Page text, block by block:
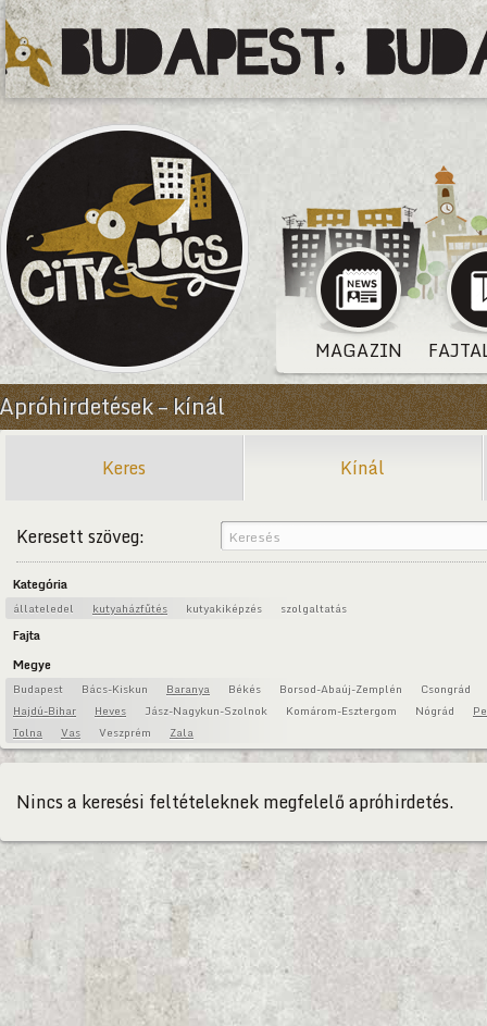
MAGAZIN
Apróhirdetések – kínál
Keres Kínál
Keresett szöveg:
Kategória
állateledel kutyaházfűtés kutyakiképzés szolgaltatás
Fajta
Megye
Budapest Bács-Kiskun Baranya Békés Borsod-Abaúj-Zemplén
Csongrád
Hajdú-Bihar
Heves Jász-Nagykun-Szolnok Komárom-Esztergom Nógrád
Tolna
Vas Veszprém Zala
Nincs a keresési feltételeknek megfelelő apróhirdetés.